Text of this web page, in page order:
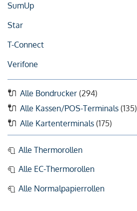
SumUp
Star
T-Connect
Verifone
Alle Bondrucker (294)
Alle Kassen/POS-Terminals (135)
Alle Kartenterminals (175)
Alle Thermorollen
Alle EC-Thermorollen
Alle Normalpapierrollen